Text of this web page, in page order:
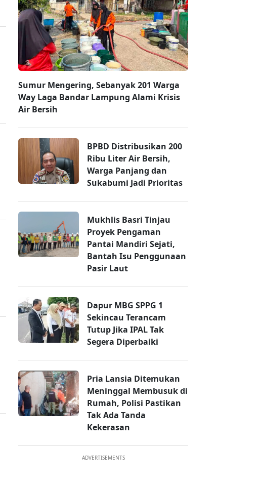
Sumur Mengering, Sebanyak 201 Warga
Way Laga Bandar Lampung Alami Krisis
Air Bersih
BPBD Distribusikan 200
Ribu Liter Air Bersih,
Warga Panjang dan
Sukabumi Jadi Prioritas
Mukhlis Basri Tinjau
Proyek Pengaman
Pantai Mandiri Sejati,
Bantah Isu Penggunaan
Pasir Laut
Dapur MBG SPPG 1
Sekincau Terancam
Tutup Jika IPAL Tak
Segera Diperbaiki
Pria Lansia Ditemukan
Meninggal Membusuk di
Rumah, Polisi Pastikan
Tak Ada Tanda
Kekerasan
ADVERTISEMENTS